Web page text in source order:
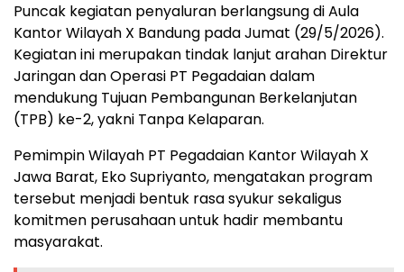
Puncak kegiatan penyaluran berlangsung di Aula
Kantor Wilayah X Bandung pada Jumat (29/5/2026).
Kegiatan ini merupakan tindak lanjut arahan Direktur
Jaringan dan Operasi PT Pegadaian dalam
mendukung Tujuan Pembangunan Berkelanjutan
(TPB) ke-2, yakni Tanpa Kelaparan.
Pemimpin Wilayah PT Pegadaian Kantor Wilayah X
Jawa Barat, Eko Supriyanto, mengatakan program
tersebut menjadi bentuk rasa syukur sekaligus
komitmen perusahaan untuk hadir membantu
masyarakat.